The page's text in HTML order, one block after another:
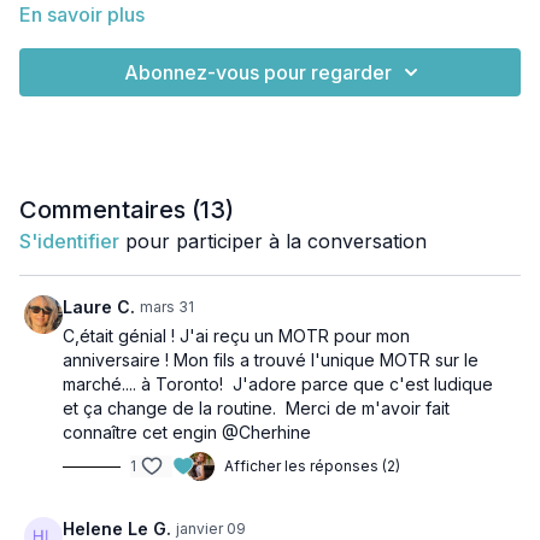
incroyable. Je vous conseille de la pratiquer régulièrement.
En savoir plus
Abonnez-vous pour regarder
Commentaires (13)
S'identifier pour participer à la conversation
Laure C. mars 31
C,était génial ! J'ai reçu un MOTR pour mon
anniversaire ! Mon fils a trouvé l'unique MOTR sur le
marché.... à Toronto! J'adore parce que c'est ludique
et ça change de la routine. Merci de m'avoir fait
connaître cet engin @Cherhine
1 Afficher les réponses (2)
Helene Le G. janvier 09